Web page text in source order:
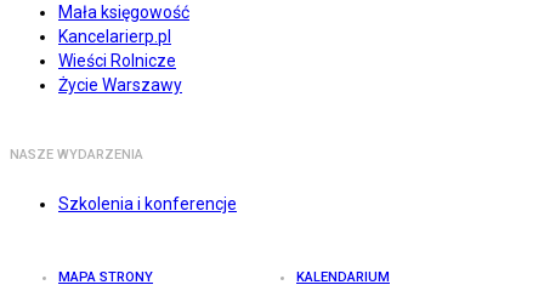
Mała księgowość
Kancelarierp.pl
Wieści Rolnicze
Życie Warszawy
NASZE WYDARZENIA
Szkolenia i konferencje
MAPA STRONY KALENDARIUM